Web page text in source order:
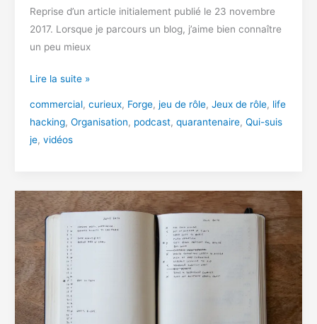
Reprise d’un article initialement publié le 23 novembre
2017. Lorsque je parcours un blog, j’aime bien connaître
un peu mieux
Qui
Lire la suite »
commercial, curieux, Forge, jeu de rôle, Jeux de rôle, life
hacking, Organisation, podcast, quarantenaire, Qui-suis
je, vidéos